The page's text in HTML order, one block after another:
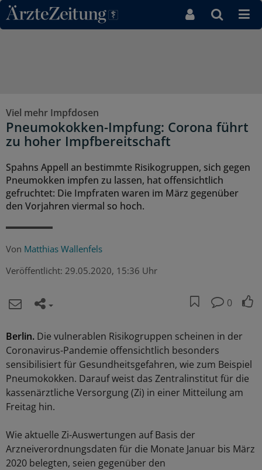
Direkt zum Inhaltsbereich
Viel mehr Impfdosen
Pneumokokken-Impfung: Corona führt
zu hoher Impfbereitschaft
Spahns Appell an bestimmte Risikogruppen, sich gegen
Pneumokken impfen zu lassen, hat offensichtlich
gefruchtet: Die Impfraten waren im März gegenüber
den Vorjahren viermal so hoch.
Von Matthias Wallenfels
Veröffentlicht: 29.05.2020, 15:36 Uhr
0
Berlin. Die vulnerablen Risikogruppen scheinen in der
Coronavirus-Pandemie offensichtlich besonders
sensibilisiert für Gesundheitsgefahren, wie zum Beispiel
Pneumokokken. Darauf weist das Zentralinstitut für die
kassenärztliche Versorgung (Zi) in einer Mitteilung am
Freitag hin.
Wie aktuelle Zi-Auswertungen auf Basis der
Arzneiverordnungsdaten für die Monate Januar bis März
2020 belegten, seien gegenüber den